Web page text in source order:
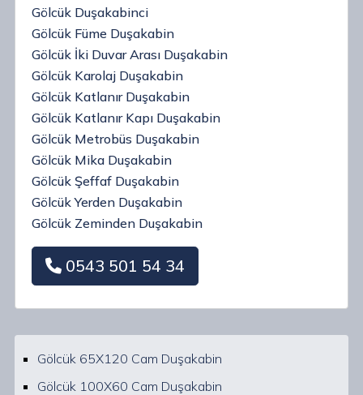
Gölcük Duşakabinci
Gölcük Füme Duşakabin
Gölcük İki Duvar Arası Duşakabin
Gölcük Karolaj Duşakabin
Gölcük Katlanır Duşakabin
Gölcük Katlanır Kapı Duşakabin
Gölcük Metrobüs Duşakabin
Gölcük Mika Duşakabin
Gölcük Şeffaf Duşakabin
Gölcük Yerden Duşakabin
Gölcük Zeminden Duşakabin
0543 501 54 34
Gölcük 65X120 Cam Duşakabin
Gölcük 100X60 Cam Duşakabin